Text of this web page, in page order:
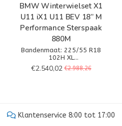
BMW Winterwielset X1
U11 iX1 U11 BEV 18” M
Performance Sterspaak
880M
Bandenmaat: 225/55 R18
102H XL
Banden: Continental Winter
Contact TS860S* MO
€2.540,02 €2.988,26
Klantenservice 8:00 tot 17:00